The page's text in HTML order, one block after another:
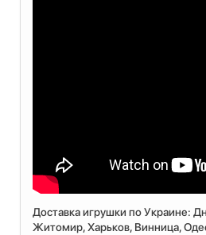
Доставка игрушки по Украине:
Житомир, Харьков, Винница,